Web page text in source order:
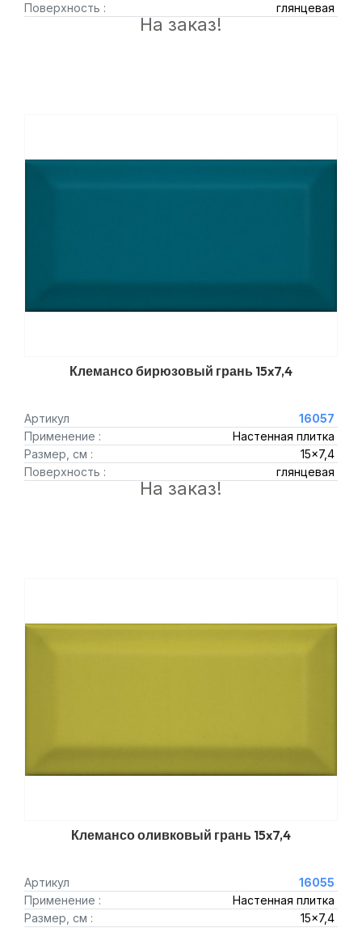
Поверхность :
глянцевая
На заказ!
Клемансо бирюзовый грань 15x7,4
Артикул
16057
Применение :
Настенная плитка
Размер, см :
15x7,4
Поверхность :
глянцевая
На заказ!
Клемансо оливковый грань 15x7,4
Артикул
16055
Применение :
Настенная плитка
Размер, см :
15x7,4